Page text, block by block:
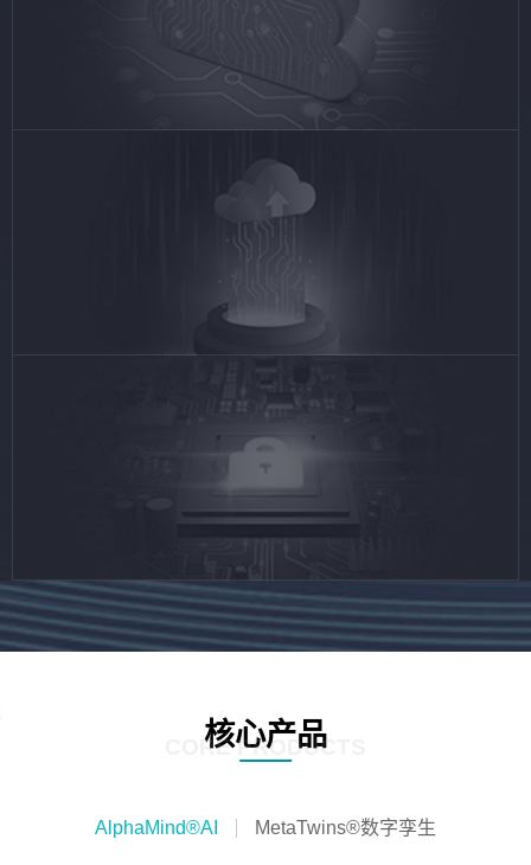
核心产品
CORE PRODUCTS
AlphaMind®AI MetaTwins®数字孪生